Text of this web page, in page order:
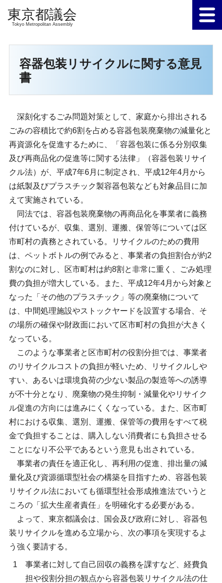
Tokyo Metropolitan Assembly
容器包装リサイクルに関する意見
書
深刻化するごみ問題対策として、家庭から排出される
ごみの容積比で約6割を占める容器包装廃棄物の減量化と
再資源化を促進するために、「容器包装に係る分別収集
及び再商品化の促進等に関する法律」（容器包装リサイ
クル法）が、平成7年6月に制定され、平成12年4月から
は紙製及びプラスチック製容器包装なども対象品目に加
えて実施されている。
同法では、容器包装廃棄物の再商品化を事業者に義務
付けているが、収集、選別、運搬、保管等については区
市町村の責務とされている。リサイクルのための費用
は、ペットボトルの例でみると、事業者の負担割合が約2
割なのに対し、区市町村は約8割と非常に重く、ごみ処理
費の負担が増大している。また、平成12年4月から対象と
なった「その他のプラスチック」等の廃棄物について
は、中間処理施設やストックヤードを設置する場合、そ
の場所の確保や財政面において区市町村の負担が大きく
なっている。
このような事業者と区市町村の役割分担では、事業者
のリサイクルコストの負担が軽いため、リサイクルしや
すい、あるいは環境負荷の少ない製品の製造等への誘導
が不十分となり、廃棄物の発生抑制・減量化やリサイク
ル促進の方向には進みにくくなっている。また、区市町
村における収集、選別、運搬、保管等の費用をすべて税
金で負担することは、購入しない消費者にも負担させる
ことになり不公平であるという意見も出されている。
事業者の責任を適正化し、再利用の促進、排出量の減
量化及び資源循環型社会の構築を目指すため、容器包装
リサイクル法においても循環型社会形成推進法でいうと
ころの「拡大生産者責任」を明確化する必要がある。
よって、東京都議会は、国会及び政府に対し、容器包
装リサイクルを進める立場から、次の事項を実現するよ
う強く要請する。
1
事業者に対して自己回収の義務を課すなど、経費負
担や役割分担の観点から容器包装リサイクル法の仕